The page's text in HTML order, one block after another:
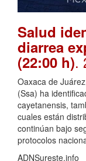
Salud
diarrea
(22:00 h).
Oaxaca de
(Ssa) ha
cayetanensis,
cuales están
continúan bajo
protocolos
ADNSureste.info